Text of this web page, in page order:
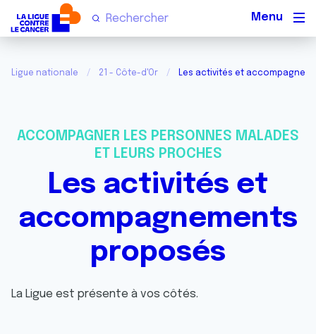
Ligue nationale 21 - Côte-d'Or Les activités et
ACCOMPAGNER LES PERSONNES MALADES
ET LEURS PROCHES
Les activités et
accompagnements
proposés
La Ligue est présente à vos côtés.